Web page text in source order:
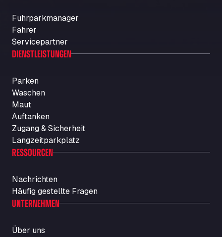
Fuhrparkmanager
Fahrer
Servicepartner
DIENSTLEISTUNGEN
Parken
Waschen
Maut
Auftanken
Zugang & Sicherheit
Langzeitparkplatz
RESSOURCEN
Nachrichten
Häufig gestellte Fragen
UNTERNEHMEN
Über uns